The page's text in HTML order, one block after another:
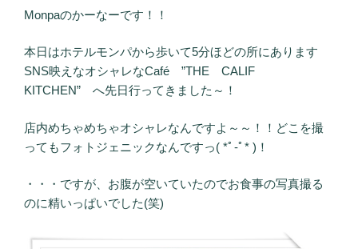
Monpaのかーなーです！！
本日はホテルモンパから歩いて5分ほどの所にあります
SNS映えなオシャレなCafé ”THE CALIF
KITCHEN” へ先日行ってきました～！
店内めちゃめちゃオシャレなんですよ～～！！どこを撮
ってもフォトジェニックなんですっ( *ﾟ-ﾟ* )！
・・・ですが、お腹が空いていたのでお食事の写真撮る
のに精いっぱいでした(笑)